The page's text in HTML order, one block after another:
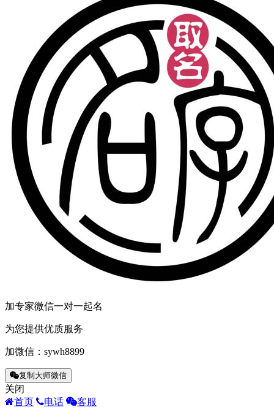
加专家微信一对一起名
为您提供优质服务
加微信： sywh8899
复制大师微信
关闭
首页
电话 客服